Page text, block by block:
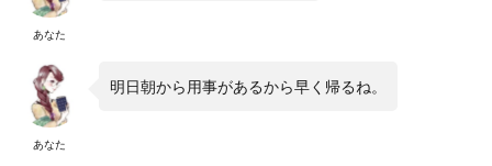
あなた
あなた
明日朝から用事があるから早く帰るね。